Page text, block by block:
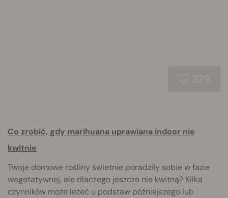
Co zrobić, gdy marihuana uprawiana indoor nie
kwitnie
Twoje domowe rośliny świetnie poradziły sobie w fazie
wegetatywnej, ale dlaczego jeszcze nie kwitną? Kilka
czynników może leżeć u podstaw późniejszego lub